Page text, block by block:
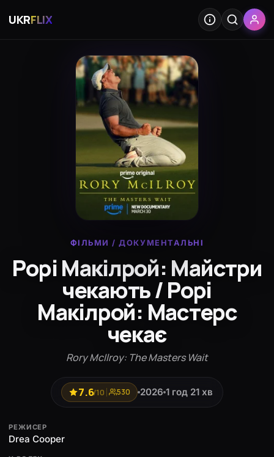
UKRFLIX
ФІЛЬМИ /ДОКУМЕНТАЛЬНІ
Рорі Макілрой: Майстри
чекають / Рорі
Макілрой: Мастерс
чекає
Rory McIlroy: The Masters Wait
7.6/10 530 2026 1 год 21 хв
РЕЖИСЕР
Drea Cooper